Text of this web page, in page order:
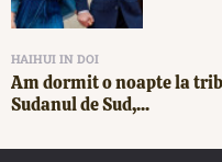
HAIHUI IN DOI
Am dormit o noapte la
Sudanul de Sud,...